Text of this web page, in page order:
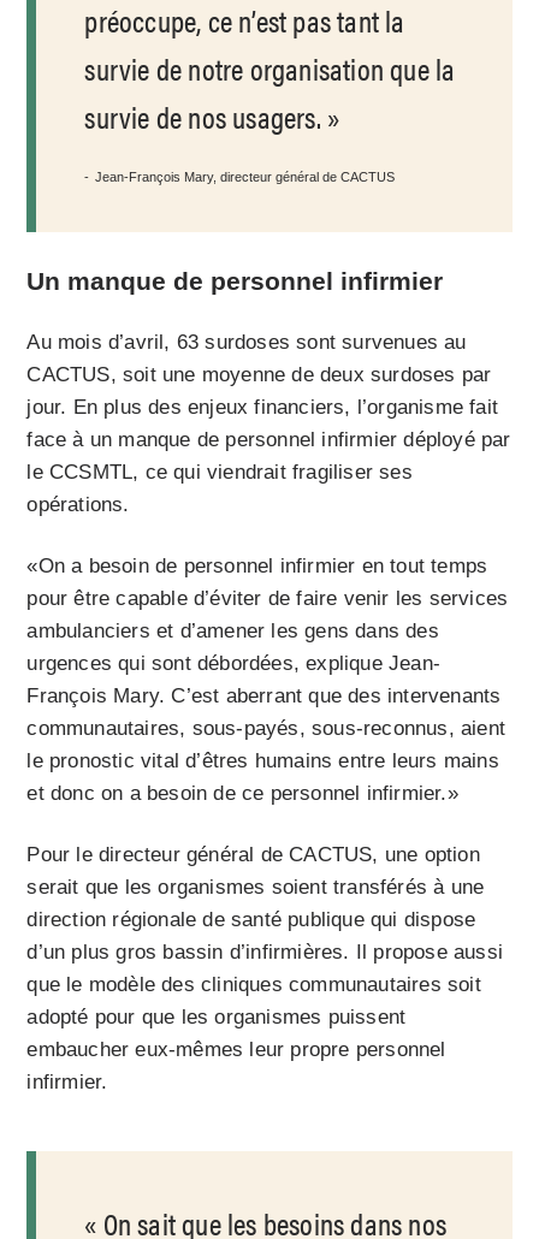
préoccupe, ce n’est pas tant la
survie de notre organisation que la
survie de nos usagers.
Jean-François Mary, directeur général de CACTUS
Un manque de personnel infirmier
Au mois d’avril, 63 surdoses sont survenues au
CACTUS, soit une moyenne de deux surdoses par
jour. En plus des enjeux financiers, l’organisme fait
face à un manque de personnel infirmier déployé par
le CCSMTL, ce qui viendrait fragiliser ses
opérations.
«On a besoin de personnel infirmier en tout temps
pour être capable d’éviter de faire venir les services
ambulanciers et d’amener les gens dans des
urgences qui sont débordées, explique Jean-
François Mary. C’est aberrant que des intervenants
communautaires, sous-payés, sous-reconnus, aient
le pronostic vital d’êtres humains entre leurs mains
et donc on a besoin de ce personnel infirmier.»
Pour le directeur général de CACTUS, une option
serait que les organismes soient transférés à une
direction régionale de santé publique qui dispose
d’un plus gros bassin d’infirmières. Il propose aussi
que le modèle des cliniques communautaires soit
adopté pour que les organismes puissent
embaucher eux-mêmes leur propre personnel
infirmier.
On sait que les besoins dans nos